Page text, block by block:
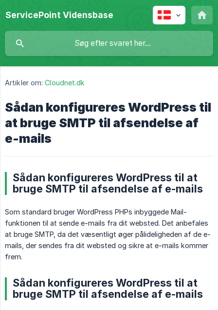
ServicePoint Vidensbase
Artikler om: Cloudnet.dk
Sådan konfigureres WordPress til
at bruge SMTP til afsendelse af
e-mails
Sådan konfigureres WordPress til at
bruge SMTP til afsendelse af e-mails
Som standard bruger WordPress PHPs inbyggede Mail-
funktionen til at sende e-mails fra dit websted. Det anbefales
at bruge SMTP, da det væsentligt øger pålideligheden af ​​de e-
mails, der sendes fra dit websted og sikre at e-mails kommer
frem.
Sådan konfigureres WordPress til at
bruge SMTP til afsendelse af e-mails